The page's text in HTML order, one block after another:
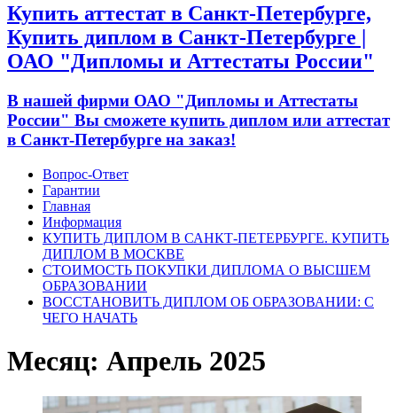
Купить аттестат в Санкт-Петербурге,
Купить диплом в Санкт-Петербурге |
ОАО "Дипломы и Аттестаты России"
В нашей фирми ОАО "Дипломы и Аттестаты
России" Вы сможете купить диплом или аттестат
в Санкт-Петербурге на заказ!
Вопрос-Ответ
Гарантии
Главная
Информация
КУПИТЬ ДИПЛОМ В САНКТ-ПЕТЕРБУРГЕ. КУПИТЬ
ДИПЛОМ В МОСКВЕ
СТОИМОСТЬ ПОКУПКИ ДИПЛОМА О ВЫСШЕМ
ОБРАЗОВАНИИ
ВОССТАНОВИТЬ ДИПЛОМ ОБ ОБРАЗОВАНИИ: С
ЧЕГО НАЧАТЬ
Месяц: Апрель 2025